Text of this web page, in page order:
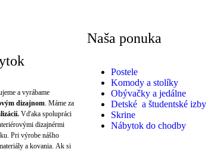
a vyrábame
dizajnom. Máme za
Vďaka spolupráci
dizajnérmi
Pri výrobe nášho
a kovania. Ak si
Naša ponuka
Postele
Komody a stolíky
Obývačky a jedálne
Detské a študentské izby
Skrine
Nábytok do chodby